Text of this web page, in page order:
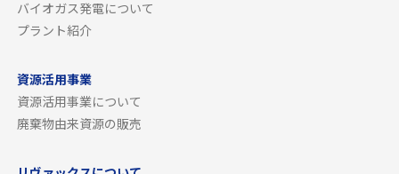
バイオガス発電について
プラント紹介
資源活用事業
資源活用事業について
廃棄物由来資源の販売